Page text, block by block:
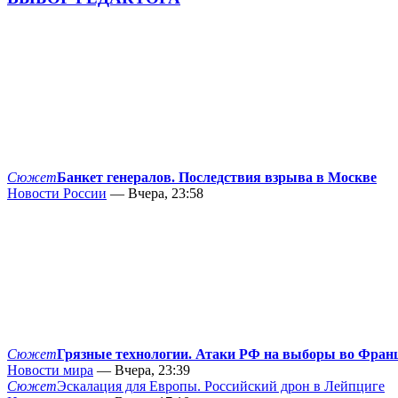
СюжетБанкет генералов. Последствия взрыва в Москве
Новости России — Вчера, 23:58
СюжетГрязные технологии. Атаки РФ на выборы во
Новости мира — Вчера, 23:39
СюжетЭскалация для Европы. Российский дрон в Лейпциге